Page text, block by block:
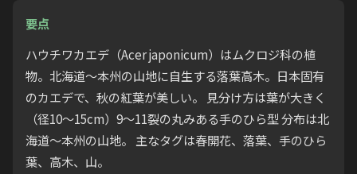
要点
ハウチワカエデ（Acer japonicum）はムクロジ科の植
物。北海道〜本州の山地に自生する落葉高木。日本固有
のカエデで、秋の紅葉が美しい。 見分け方は葉が大きく
（径10〜15cm）9〜11裂の丸みある手のひら型 分布は北
海道〜本州の山地。 主なタグは春開花、落葉、手のひら
葉、高木、山。